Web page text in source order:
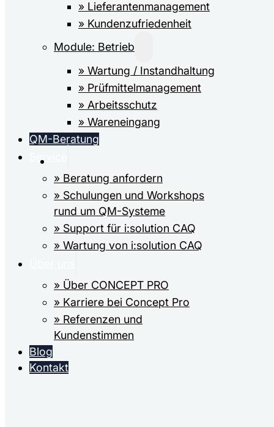
» Lieferanten­­­management
» Kundenzufriedenheit
Module: Betrieb
» Wartung / Instandhaltung
» Prüfmittel­­management
» Arbeitsschutz
» Wareneingang
QM-Beratung
» Beratung anfordern
» Schulungen und Workshops
rund um QM-Systeme
» Support für i:solution CAQ
» Wartung von i:solution CAQ
» Über CONCEPT PRO
» Karriere bei Concept Pro
» Referenzen und
Kundenstimmen
Blog
Kontakt